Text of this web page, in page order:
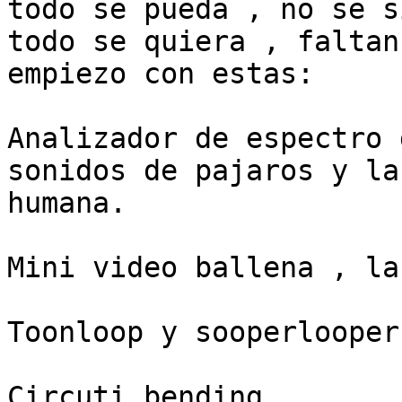
todo se pueda , no se
todo se quiera , faltan
empiezo con estas:
Analizador de
sonidos de pajaros y
humana.
Mini video ballena ,
Toonloop y sooperlooper